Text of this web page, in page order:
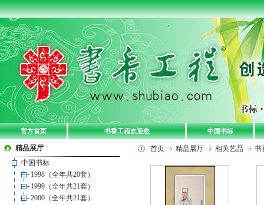
官方首页 书香工程欢迎您 中国书标
精品展厅
中国书标
1998（全年共20套）
1999（全年共21套）
2000（全年共21套）
首页 精品展厅 相关艺品 书